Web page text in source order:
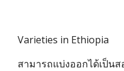
Varieties in Ethiopia
สามารถแบ่งออกได้เป็น